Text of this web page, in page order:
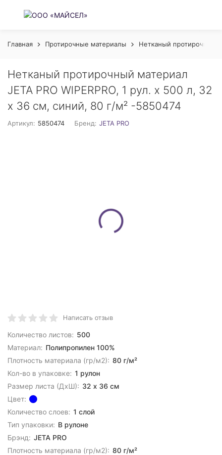
Главная Протирочные материалы Нетканый протирочный
Нетканый протирочный материал
JETA PRO WIPERPRO, 1 рул. х 500 л, 32
х 36 см, синий, 80 г/м² -5850474
Артикул: 5850474 Бренд: JETA PRO
Написать отзыв
Количество листов: 500
Материал: Полипропилен 100%
Плотность материала (гр/м2): 80 г/м²
Кол-во в упаковке: 1 рулон
Размер листа (ДхШ): 32 х 36 см
Цвет:
Количество слоев: 1 слой
Тип упаковки: В рулоне
Брэнд: JETA PRO
Плотность материала (гр/м2): 80 г/м²